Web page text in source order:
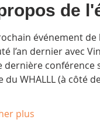
de
événement de
l’an dernier avec
dernière conférence
du WHALLL (à côté
plus